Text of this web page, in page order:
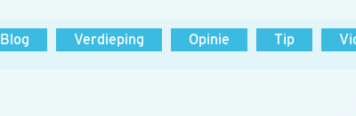
Blog Verdieping Opinie Tip